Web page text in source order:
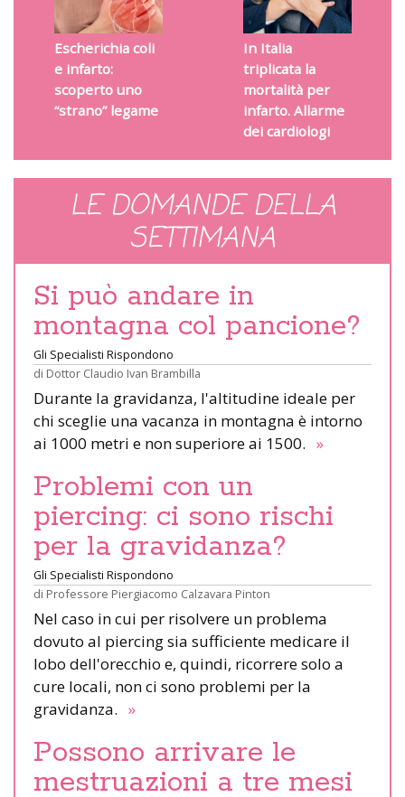
Escherichia coli
e infarto:
scoperto uno
“strano” legame
In Italia
triplicata la
mortalità per
infarto. Allarme
dei cardiologi
LE DOMANDE DELLA
SETTIMANA
Si può andare in
montagna col pancione?
Gli Specialisti Rispondono
di Dottor Claudio Ivan Brambilla
Durante la gravidanza, l'altitudine ideale per
chi sceglie una vacanza in montagna è intorno
ai 1000 metri e non superiore ai 1500. »
Problemi con un
piercing: ci sono rischi
per la gravidanza?
Gli Specialisti Rispondono
di Professore Piergiacomo Calzavara Pinton
Nel caso in cui per risolvere un problema
dovuto al piercing sia sufficiente medicare il
lobo dell'orecchio e, quindi, ricorrere solo a
cure locali, non ci sono problemi per la
gravidanza. »
Possono arrivare le
mestruazioni a tre mesi